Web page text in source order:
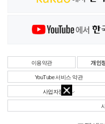
이용약관 개인
YouTube 서비스 약관
사업자정보